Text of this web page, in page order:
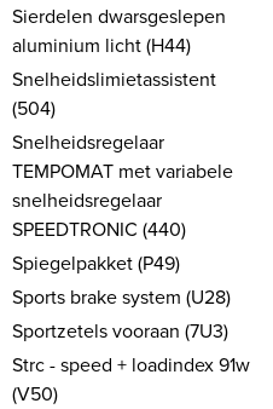
Sierdelen dwarsgeslepen
aluminium licht (H44)
Snelheidslimietassistent
(504)
Snelheidsregelaar
TEMPOMAT met variabele
snelheidsregelaar
SPEEDTRONIC (440)
Spiegelpakket (P49)
Sports brake system (U28)
Sportzetels vooraan (7U3)
Strc - speed + loadindex 91w
(V50)